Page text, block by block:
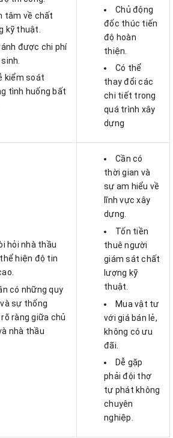
tâm về chất
kỹ thuật.
được chi phí
kiểm soát
tình huống bất
Chủ động
đốc thúc tiến
độ hoàn
thiện.
Có thể
thay đổi các
chi tiết trong
quá trình xây
dựng
hỏi nhà thầu
hiện độ tin
có những quy
sự thống
ràng giữa chủ
nhà thầu
Cần có
thời gian và
sự am hiểu về
lĩnh vực xây
dựng.
Tốn tiền
thuê người
giám sát chất
lượng kỹ
thuật.
Mua vật tư
với giá bán lẻ,
không có ưu
đãi.
Dễ gặp
phải đội thợ
tự phát không
chuyên
nghiệp.